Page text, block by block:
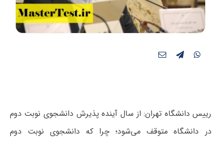
رییس دانشگاه تهران: از سال آینده پذیرش دانشجوی نوبت دوم
در دانشگاه متوقف می‌شود؛ چرا که دانشجوی نوبت دوم